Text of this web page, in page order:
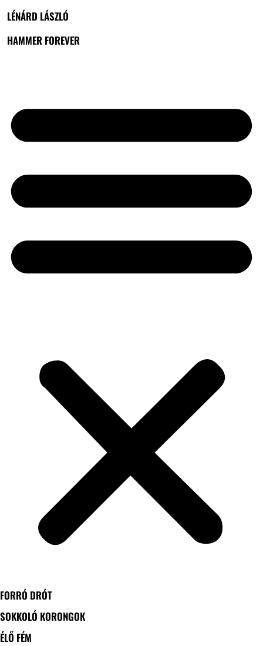
LÉNÁRD LÁSZLÓ
HAMMER FOREVER
FORRÓ DRÓT
SOKKOLÓ KORONGOK
ÉLŐ FÉM